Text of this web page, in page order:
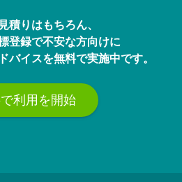
積りはもちろん、
登録で不安な方向けに
バイスを無料で実施中です。
利用を開始